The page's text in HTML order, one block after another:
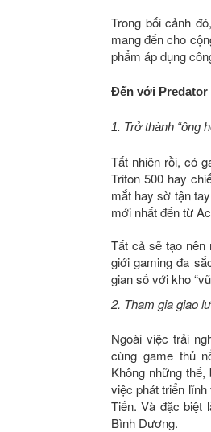
Trong bối cảnh
mang đến cho
phẩm áp dụng
Đến với Predator
1. Trở thành “ông
Tất nhiên rồi, có
Triton 500 hay
mắt hay sờ tận
mới nhất đến từ
Tất cả sẽ tạo nên
giới gaming đa
gian số với kho
2. Tham gia giao
Ngoài việc trải
cùng game thủ
Không những
việc phát triển
Tiến. Và đặc biệt
Bình Dương.